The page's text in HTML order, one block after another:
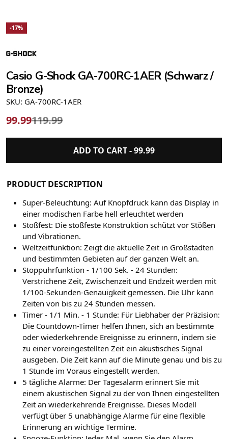
-17%
Casio G-Shock GA-700RC-1AER (Schwarz /
Bronze)
SKU: GA-700RC-1AER
99.99119.99
ADD TO CART -99.99
PRODUCT DESCRIPTION
Super-Beleuchtung: Auf Knopfdruck kann das Display in
einer modischen Farbe hell erleuchtet werden
Stoßfest: Die stoßfeste Konstruktion schützt vor Stößen
und Vibrationen.
Weltzeitfunktion: Zeigt die aktuelle Zeit in Großstädten
und bestimmten Gebieten auf der ganzen Welt an.
Stoppuhrfunktion - 1/100 Sek. - 24 Stunden:
Verstrichene Zeit, Zwischenzeit und Endzeit werden mit
1/100-Sekunden-Genauigkeit gemessen. Die Uhr kann
Zeiten von bis zu 24 Stunden messen.
Timer - 1/1 Min. - 1 Stunde: Für Liebhaber der Präzision:
Die Countdown-Timer helfen Ihnen, sich an bestimmte
oder wiederkehrende Ereignisse zu erinnern, indem sie
zu einer voreingestellten Zeit ein akustisches Signal
ausgeben. Die Zeit kann auf die Minute genau und bis zu
1 Stunde im Voraus eingestellt werden.
5 tägliche Alarme: Der Tagesalarm erinnert Sie mit
einem akustischen Signal zu der von Ihnen eingestellten
Zeit an wiederkehrende Ereignisse. Dieses Modell
verfügt über 5 unabhängige Alarme für eine flexible
Erinnerung an wichtige Termine.